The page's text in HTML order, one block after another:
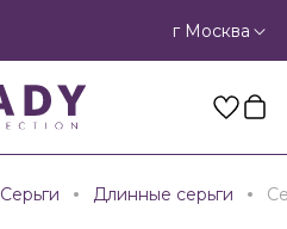
г Москва
Серьги Длинные серьги